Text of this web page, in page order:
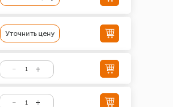
Уточнить цену